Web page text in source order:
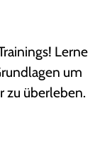
Lerne
um
zu überleben.